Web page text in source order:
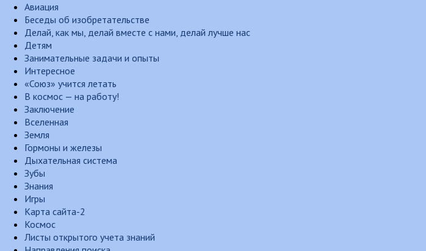
Авиация
Беседы об изобретательстве
Делай, как мы, делай вместе с нами, делай лучше нас
Детям
Занимательные задачи и опыты
Интересное
«Союз» учится летать
В космос — на работу!
Заключение
Вселенная
Земля
Гормоны и железы
Дыхательная система
Зубы
Знания
Игры
Карта сайта-2
Космос
Листы открытого учета знаний